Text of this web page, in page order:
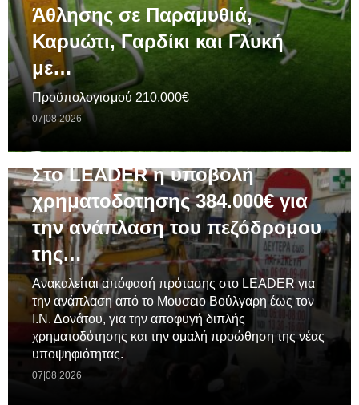
Άθλησης σε Παραμυθιά,
Καρυώτι, Γαρδίκι και Γλυκή
με…
Προϋπολογισμού 210.000€
07|08|2026
Στο LEADER η υποβολή
χρηματοδοτησης 384.000€ για
την ανάπλαση του πεζόδρομου
της…
Ανακαλείται απόφασή πρότασης στο LEADER για
την ανάπλαση από το Μουσειο Βούλγαρη έως τον
Ι.Ν. Δονάτου, για την αποφυγή διπλής
χρηματοδότησης και την ομαλή προώθηση της νέας
υποψηφιότητας.
07|08|2026